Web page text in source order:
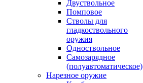
Двуствольное
Помповое
Стволы для
гладкоствольного
оружия
Одноствольное
Самозарядное
(полуавтоматическое)
Нарезное оружие